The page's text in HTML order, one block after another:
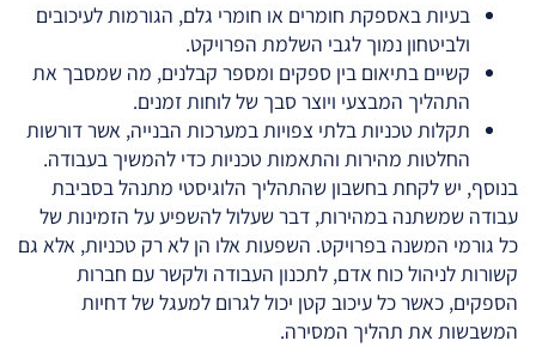
בעיות באספקת חומרים או חומרי גלם, הגורמות לעיכובים
ולביטחון נמוך לגבי השלמת הפרויקט.
קשיים בתיאום בין ספקים ומספר קבלנים, מה שמסבך את
התהליך המבצעי ויוצר סבך של לוחות זמנים.
תקלות טכניות בלתי צפויות במערכות הבנייה, אשר דורשות
החלטות מהירות והתאמות טכניות כדי להמשיך בעבודה.
בנוסף, יש לקחת בחשבון שהתהליך הלוגיסטי מתנהל בסביבת
עבודה שמשתנה במהירות, דבר שעלול להשפיע על הזמינות של
כל גורמי המשנה בפרויקט. השפעות אלו הן לא רק טכניות, אלא גם
קשורות לניהול כוח אדם, לתכנון העבודה ולקשר עם חברות
הספקים, כאשר כל עיכוב קטן יכול לגרום למעגל של דחיות
המשבשות את תהליך המסירה.